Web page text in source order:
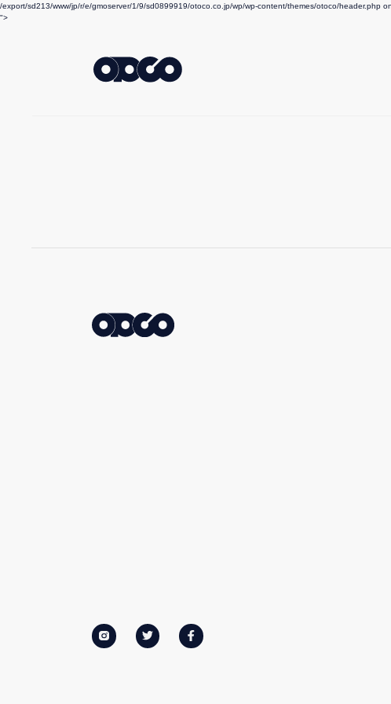
/export/sd213/www/jp/r/e/gmoserver/1/9/sd0899919/otoco.co.jp/wp/wp-content/themes/otoco/header.php
">